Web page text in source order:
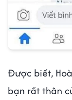
Được biết,
bạn rất thân